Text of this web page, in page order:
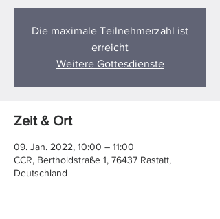
Die maximale Teilnehmerzahl ist
erreicht
Weitere Gottesdienste
Zeit & Ort
09. Jan. 2022, 10:00 – 11:00
CCR, Bertholdstraße 1, 76437 Rastatt,
Deutschland